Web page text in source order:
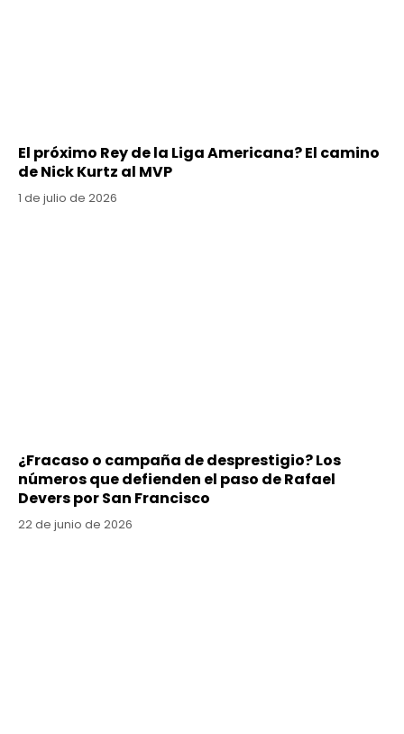
El próximo Rey de la Liga Americana? El camino
de Nick Kurtz al MVP
1 de julio de 2026
¿Fracaso o campaña de desprestigio? Los
números que defienden el paso de Rafael
Devers por San Francisco
22 de junio de 2026